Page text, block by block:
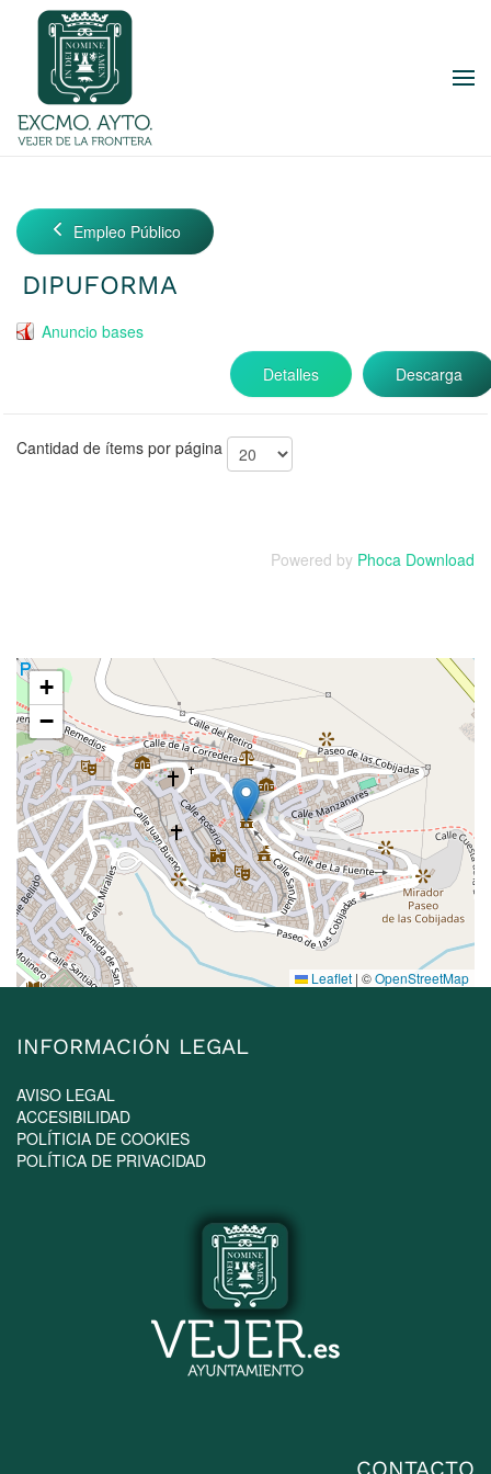
Skip to main content
Empleo Público
DIPUFORMA
Anuncio bases
Descarga
Detalles
Cantidad de ítems por página
Powered by Phoca Download
+
−
Leaflet | ©OpenStreetMap
INFORMACIÓN LEGAL
AVISO LEGAL
ACCESIBILIDAD
POLÍTICIA DE COOKIES
POLÍTICA DE PRIVACIDAD
CONTACTO